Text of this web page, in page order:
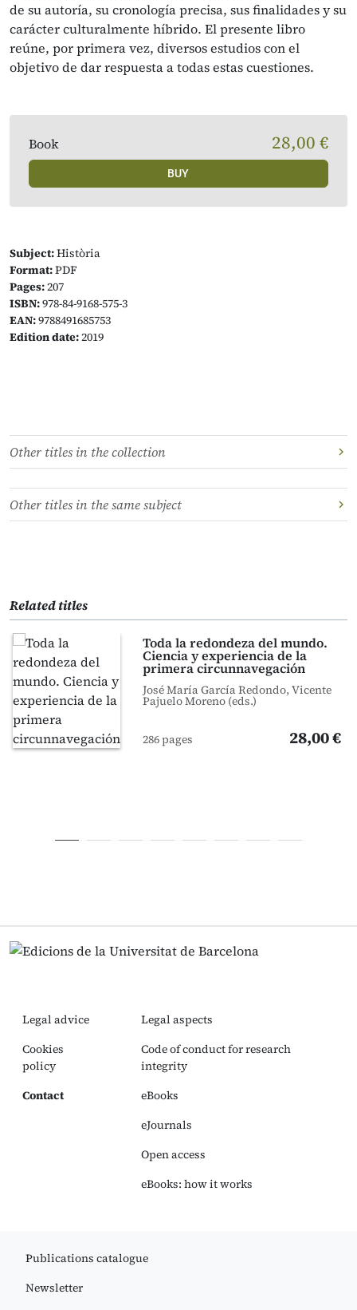
de su autoría, su cronología precisa, sus finalidades y su
carácter culturalmente híbrido. El presente libro
reúne, por primera vez, diversos estudios con el
objetivo de dar respuesta a todas estas cuestiones.
Subject:Història
Format:PDF
Pages:207
ISBN:978-84-9168-575-3
EAN:9788491685753
Edition date:2019
Book 28,00 €
BUY
Other titles in the collection
Other titles in the same subject
Related titles
Toda la redondeza del mundo.
Ciencia y experiencia de la
primera circunnavegación
José María García Redondo, Vicente
Pajuelo Moreno (eds.)
286 pages 28,00 €
Legal advice
Cookies
policy
Contact
Legal aspects
Code of conduct for research
integrity
eBooks
eJournals
Open access
eBooks: how it works
Publications catalogue
Newsletter